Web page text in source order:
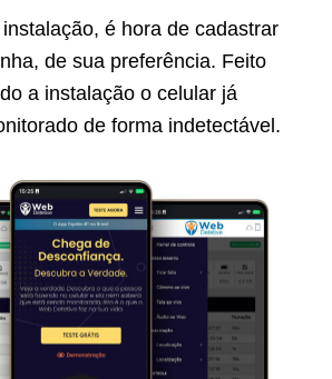
é hora de cadastrar
de sua preferência. Feito
a instalação o celular já
de forma indetectável.